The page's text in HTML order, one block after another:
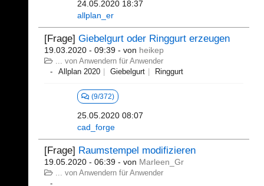
24.05.2020 18:37
allplan_er
[Frage] Giebelgurt oder Ringgurt erzeugen
19.03.2020 - 09:39 - von heikep
... von Anwendern für Anwender
Allplan 2020
Giebelgurt Ringgurt
(9/372)
25.05.2020 08:07
cad_forge
[Frage] Raumstempel modifizieren
19.05.2020 - 06:39 - von Marleen_Gr
... von Anwendern für Anwender